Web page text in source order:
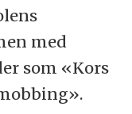
med
som «Kors